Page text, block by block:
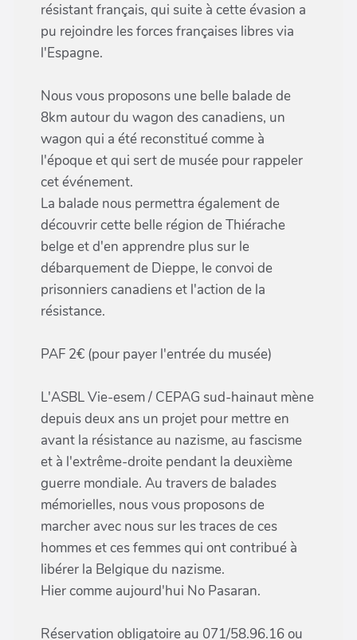
résistant français, qui suite à cette évasion a
pu rejoindre les forces françaises libres via
l'Espagne.
Nous vous proposons une belle balade de
8km autour du wagon des canadiens, un
wagon qui a été reconstitué comme à
l'époque et qui sert de musée pour rappeler
cet événement.
La balade nous permettra également de
découvrir cette belle région de Thiérache
belge et d'en apprendre plus sur le
débarquement de Dieppe, le convoi de
prisonniers canadiens et l'action de la
résistance.
PAF 2€ (pour payer l'entrée du musée)
L'ASBL Vie-esem / CEPAG sud-hainaut mène
depuis deux ans un projet pour mettre en
avant la résistance au nazisme, au fascisme
et à l'extrême-droite pendant la deuxième
guerre mondiale. Au travers de balades
mémorielles, nous vous proposons de
marcher avec nous sur les traces de ces
hommes et ces femmes qui ont contribué à
libérer la Belgique du nazisme.
Hier comme aujourd'hui No Pasaran.
Réservation obligatoire au 071/58.96.16 ou